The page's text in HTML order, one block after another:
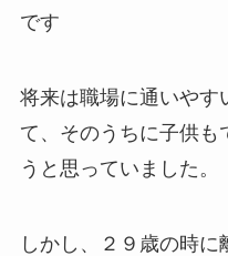
です
将来は職場に通いやす
て、そのうちに子供も
うと思っていました。
しかし、２９歳の時